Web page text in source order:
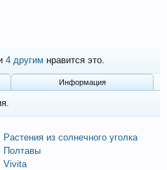
4 другим нравится это.
Информация
Растения из солнечного уголка
Полтавы
Vivita